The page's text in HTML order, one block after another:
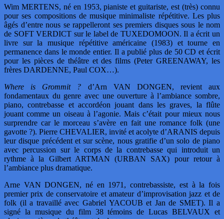
Wim MERTENS, né en 1953, pianiste et guitariste, est (très) connu
pour ses compositions de musique minimaliste répétitive. Les plus
âgés d’entre nous se rappelleront ses premiers disques sous le nom
de SOFT VERDICT sur le label de TUXEDOMOON. Il a écrit un
livre sur la musique répétitive américaine (1983) et tourne en
permanence dans le monde entier. Il a publié plus de 50 CD et écrit
pour les pièces de théâtre et des films (Peter GREENAWAY, les
frères DARDENNE, Paul COX…).
Where is Grommit ? d’Arn VAN DONGEN, revient aux
fondamentaux du genre avec une ouverture à l’ambiance sombre,
piano, contrebasse et accordéon jouant dans les graves, la flûte
jouant comme un oiseau à l’agonie. Mais c’était pour mieux nous
surprendre car le morceau s’avère en fait une romance folk (une
gavotte ?). Pierre CHEVALIER, invité et acolyte d’ARANIS depuis
leur disque précédent et sur scène, nous gratifie d’un solo de piano
avec percussion sur le corps de la contrebasse qui introduit un
rythme à la Gilbert ARTMAN (URBAN SAX) pour retour à
l’ambiance plus dramatique.
Arne VAN DONGEN, né en 1971, contrebassiste, est à la fois
premier prix de conservatoire et amateur d’improvisation jazz et de
folk (il a travaillé avec Gabriel YACOUB et Jan de SMET). Il a
signé la musique du film 38 témoins de Lucas BELVAUX et